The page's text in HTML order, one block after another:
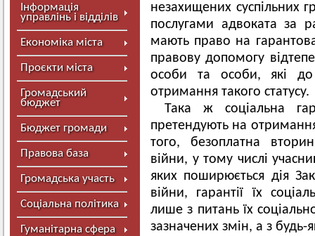
Інформація
управлінь і відділів
Економіка міста
Проєкти міста
Громадський
бюджет
Бюджет громади
Правова база
Громадська участь
Соціальна політика
Гуманітарна сфера
незахищених суспільних
послугами адвоката за
мають право на
правову допомогу
особи та особи, які
отримання такого статусу.
Така ж соціальна
претендують на
того, безоплатна
війни, у тому числі
яких поширюється дія
війни, гарантії їх
лише з питань їх
зазначених змін, а з будь-